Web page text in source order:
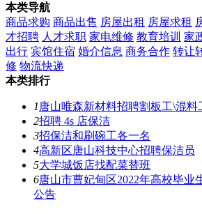
本类导航
商品求购 商品出售 房屋出租 房屋求租
才招聘 人才求职 家电维修 教育培训 家
出行 宾馆住宿 婚介信息 商务合作 转让
修 物流快递
本类排行
1 唐山唯森新材料招聘割板工\混料
2招聘 4s 店保洁
3招保洁和刷碗工各一名
4高新区唐山科技中心招聘保洁员
5大学城饭店找配菜替班
6唐山市曹妃甸区2022年高校毕业
公告